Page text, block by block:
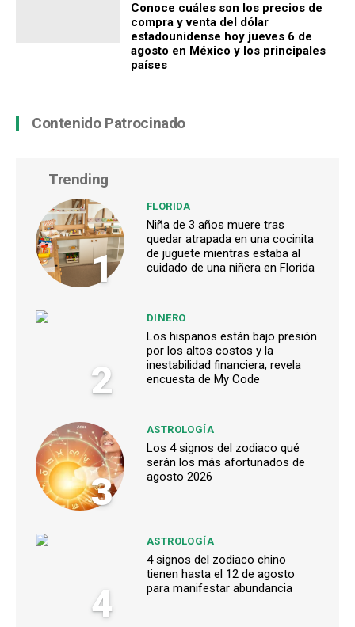
Conoce cuáles son los precios de
compra y venta del dólar
estadounidense hoy jueves 6 de
agosto en México y los principales
países
Contenido Patrocinado
Trending
1
FLORIDA
Niña de 3 años muere tras
quedar atrapada en una cocinita
de juguete mientras estaba al
cuidado de una niñera en Florida
2
DINERO
Los hispanos están bajo presión
por los altos costos y la
inestabilidad financiera, revela
encuesta de My Code
3
ASTROLOGÍA
Los 4 signos del zodiaco qué
serán los más afortunados de
agosto 2026
4
ASTROLOGÍA
4 signos del zodiaco chino
tienen hasta el 12 de agosto
para manifestar abundancia